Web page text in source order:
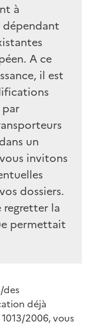
à
dépendant
A ce
il est
un
invitons
dossiers.
regretter la
permettait
des
déjà
2006, vous